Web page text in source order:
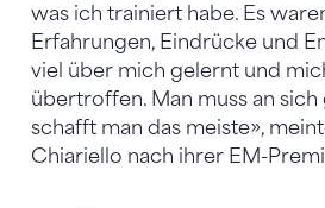
was ich trainiert habe. Es
Erfahrungen, Eindrücke und
viel über mich gelernt und
übertroffen. Man muss an sich
schafft man das meiste»,
Chiariello nach ihrer EM-